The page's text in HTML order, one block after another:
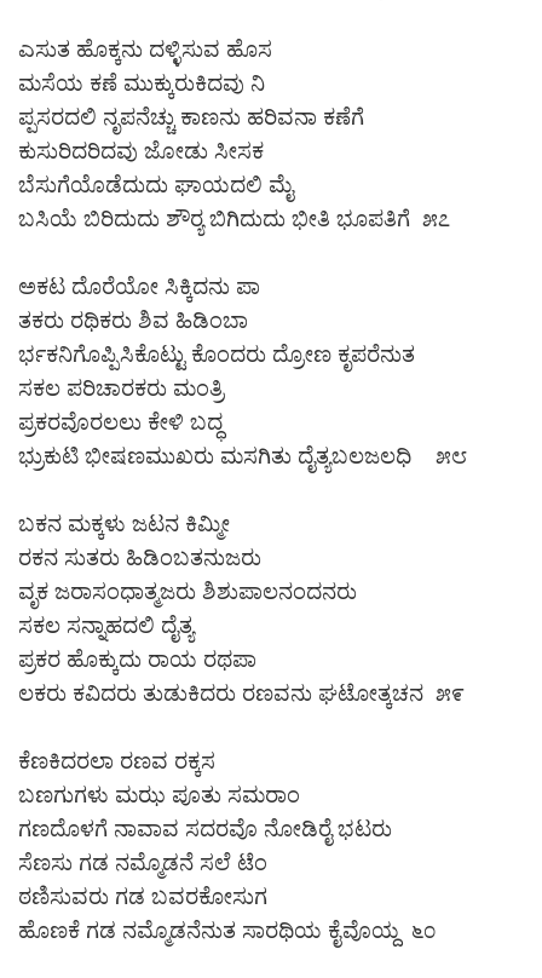
ಎಸುತ ಹೊಕ್ಕನು ದಳ್ಳಿಸುವ ಹೊಸ
ಮಸೆಯ ಕಣೆ ಮುಕ್ಕುರುಕಿದವು ನಿ
ಪ್ಪಸರದಲಿ ನೃಪನೆಚ್ಚು ಕಾಣನು ಹರಿವನಾ ಕಣೆಗೆ
ಕುಸುರಿದರಿದವು ಜೋಡು ಸೀಸಕ
ಬೆಸುಗೆಯೊಡೆದುದು ಘಾಯದಲಿ ಮೈ
ಬಸಿಯೆ ಬಿರಿದುದು ಶೌರ‍್ಯ ಬಿಗಿದುದು ಭೀತಿ ಭೂಪತಿಗೆ ೫೭
ಅಕಟ ದೊರೆಯೋ ಸಿಕ್ಕಿದನು ಪಾ
ತಕರು ರಥಿಕರು ಶಿವ ಹಿಡಿಂಬಾ
ರ್ಭಕನಿಗೊಪ್ಪಿಸಿಕೊಟ್ಟು ಕೊಂದರು ದ್ರೋಣ ಕೃಪರೆನುತ
ಸಕಲ ಪರಿಚಾರಕರು ಮಂತ್ರಿ
ಪ್ರಕರವೊರಲಲು ಕೇಳಿ ಬದ್ಧ
ಭ್ರುಕುಟಿ ಭೀಷಣಮುಖರು ಮಸಗಿತು ದೈತ್ಯಬಲಜಲಧಿ ೫೮
ಬಕನ ಮಕ್ಕಳು ಜಟನ ಕಿಮ್ಮೀ
ರಕನ ಸುತರು ಹಿಡಿಂಬತನುಜರು
ವೃಕ ಜರಾಸಂಧಾತ್ಮಜರು ಶಿಶುಪಾಲನಂದನರು
ಸಕಲ ಸನ್ನಾಹದಲಿ ದೈತ್ಯ
ಪ್ರಕರ ಹೊಕ್ಕುದು ರಾಯ ರಥಪಾ
ಲಕರು ಕವಿದರು ತುಡುಕಿದರು ರಣವನು ಘಟೋತ್ಕಚನ ೫೯
ಕೆಣಕಿದರಲಾ ರಣವ ರಕ್ಕಸ
ಬಣಗುಗಳು ಮಝ ಪೂತು ಸಮರಾಂ
ಗಣದೊಳಗೆ ನಾವಾವ ಸದರವೊ ನೋಡಿರೈ ಭಟರು
ಸೆಣಸು ಗಡ ನಮ್ಮೊಡನೆ ಸಲೆ ಟೆಂ
ಠಣಿಸುವರು ಗಡ ಬವರಕೋಸುಗ
ಹೊಣಕೆ ಗಡ ನಮ್ಮೊಡನೆನುತ ಸಾರಥಿಯ ಕೈವೊಯ್ದ ೬೦